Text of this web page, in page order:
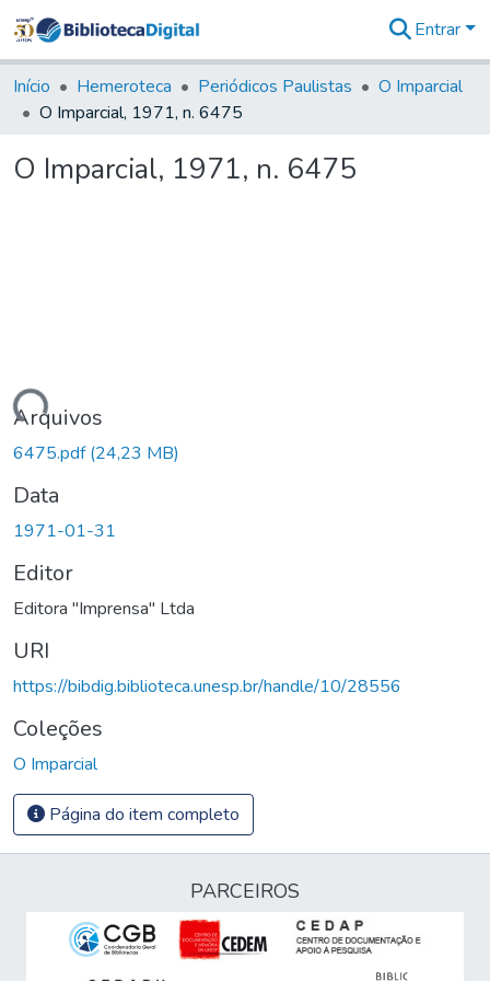
&
Coleções
Tudo na
Digital
Entrar
Início Hemeroteca Periódicos Paulistas
O Imparcial
O Imparcial, 1971, n. 6475
O Imparcial, 1971, n. 6475
Arquivos
6475.pdf(24,23 MB)
Data
1971-01-31
Editor
Editora "Imprensa" Ltda
URI
https://bibdig.biblioteca.unesp.br/handle/10/28556
Coleções
O Imparcial
Página do item completo
PARCEIROS